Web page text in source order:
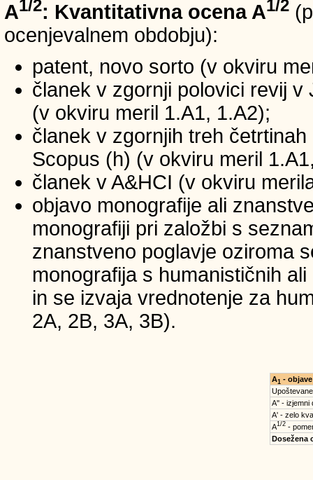
A1/2: Kvantitativna ocena A1/2
ocenjevalnem obdobju):
patent, novo sorto (v okviru
članek v zgornji polovici revij
(v okviru meril 1.A1, 1.A2);
članek v zgornjih treh
Scopus (h) (v okviru meril
članek v A&HCI (v okviru
objavo monografije ali
monografiji pri založbi s
znanstveno poglavje oziroma
monografija s humanističnih
in se izvaja vrednotenje za
2A, 2B, 3A, 3B).
A1 - objave
A'' - izjemni
A' - zelo
A1/2-
Dosežena